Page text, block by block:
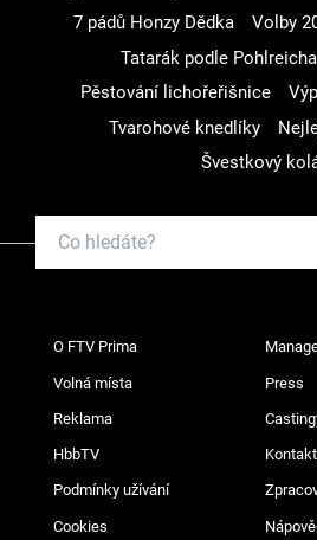
7 pádů Honzy Dědka
Volby
Tatarák podle Pohlreicha
Pěstování lichořeřišnice
Tvarohové knedlíky
Švestkový
O FTV Prima
Volná místa Press
Reklama
HbbTV
Podmínky užívání
Cookies